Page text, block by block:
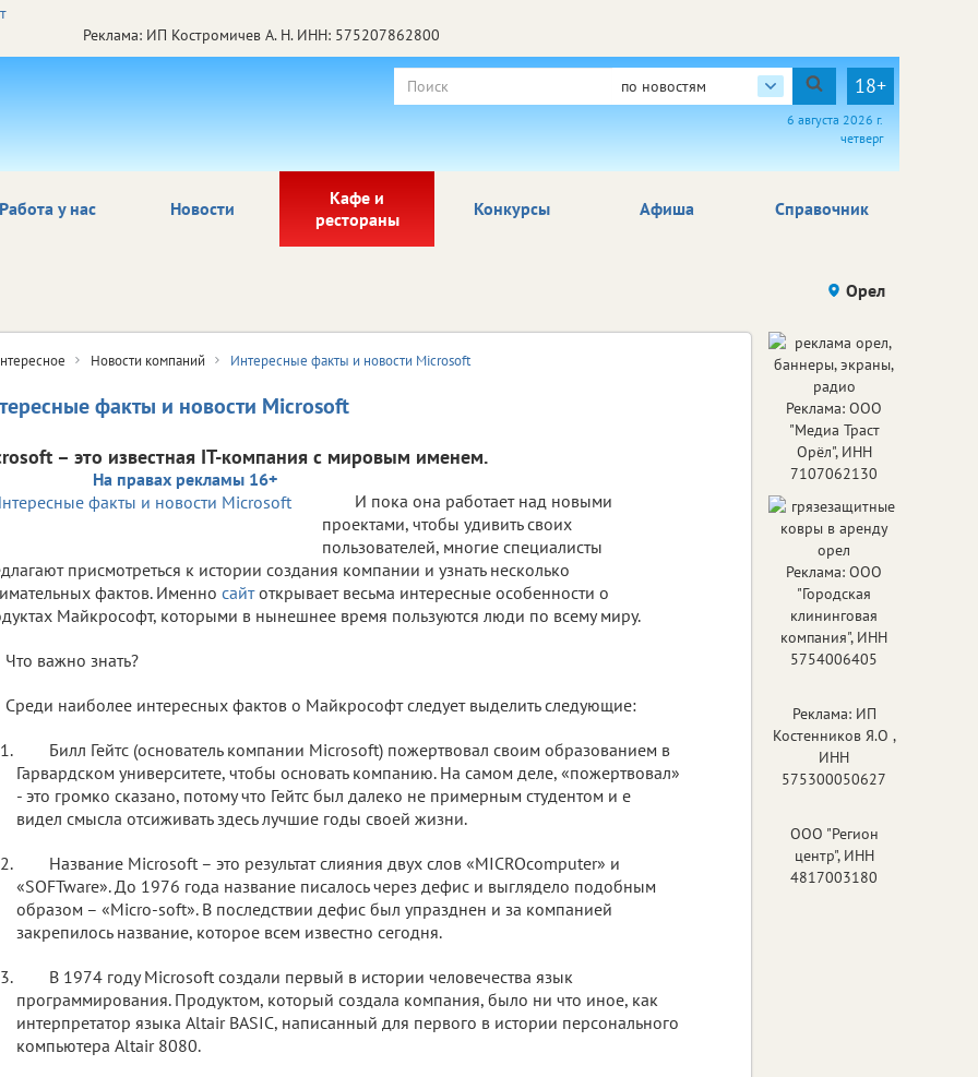
Реклама: ИП Костромичев А. Н. ИНН: 575207862800
по новостям 18+
6 августа 2026 г.
четверг
Работа у нас Новости
Кафе и
рестораны
Афиша Справочник
Конкурсы
Орел
Новости компаний Интересные факты и новости Microsoft
факты и новости Microsoft
– это известная IT-компания с мировым именем.
На правах рекламы 16+
И пока она работает над новыми
проектами, чтобы удивить своих
пользователей, многие специалисты
присмотреться к истории создания компании и узнать несколько
фактов. Именно сайтоткрывает весьма интересные особенности о
Майкрософт, которыми в нынешнее время пользуются люди по всему миру.
Что важно знать?
Среди наиболее интересных фактов о Майкрософт следует выделить следующие:
Билл Гейтс (основатель компании Microsoft) пожертвовал своим образованием в
Гарвардском университете, чтобы основать компанию. На самом деле, «пожертвовал»
- это громко сказано, потому что Гейтс был далеко не примерным студентом и е
видел смысла отсиживать здесь лучшие годы своей жизни.
Название Microsoft – это результат слияния двух слов «MICROcomputer» и
«SOFTware». До 1976 года название писалось через дефис и выглядело подобным
образом – «Micro-soft». В последствии дефис был упразднен и за компанией
закрепилось название, которое всем известно сегодня.
В 1974 году Microsoft создали первый в истории человечества язык
программирования. Продуктом, который создала компания, было ни что иное, как
интерпретатор языка Altair BASIC, написанный для первого в истории персонального
компьютера Altair 8080.
Реклама: ООО
"Медиа Траст
Орёл", ИНН
7107062130
Реклама: ООО
"Городская
клининговая
компания", ИНН
5754006405
Реклама: ИП
Костенников Я.О ,
ИНН
575300050627
ООО "Регион
центр", ИНН
4817003180